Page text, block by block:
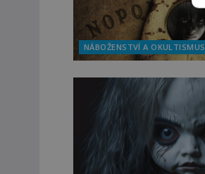
NÁBOŽENSTVÍ A OKULTISMUS